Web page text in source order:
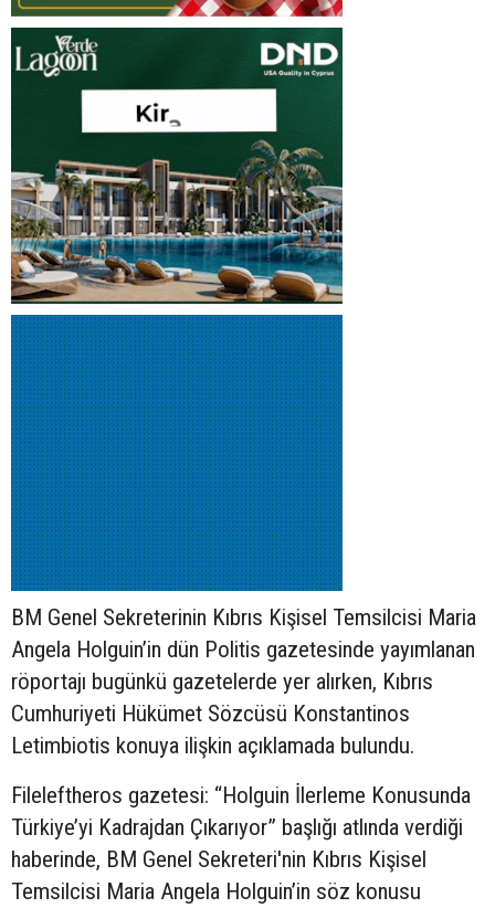
BM Genel Sekreterinin Kıbrıs Kişisel Temsilcisi Maria
Angela Holguin’in dün Politis gazetesinde yayımlanan
röportajı bugünkü gazetelerde yer alırken, Kıbrıs
Cumhuriyeti Hükümet Sözcüsü Konstantinos
Letimbiotis konuya ilişkin açıklamada bulundu.
Fileleftheros gazetesi: “Holguin İlerleme Konusunda
Türkiye’yi Kadrajdan Çıkarıyor” başlığı atlında verdiği
haberinde, BM Genel Sekreteri'nin Kıbrıs Kişisel
Temsilcisi Maria Angela Holguin’in söz konusu